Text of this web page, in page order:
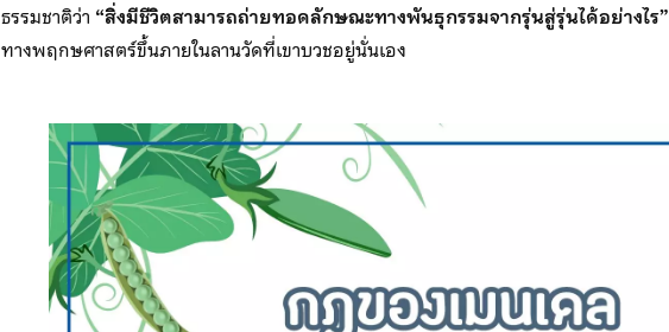
ธรรมชาติว่า “สิ่งมีชีวิตสามารถถ่ายทอดลักษณะทางพันธุกรรมจากรุ่นสู่รุ่นได้อย่างไร”
ทางพฤกษศาสตร์ขึ้นภายในลานวัดที่เขาบวชอยู่นั่นเอง